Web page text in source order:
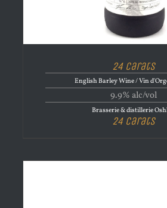
24 Carats
English Barley Wine / Vin
9.9% alc/vol
Brasserie & distillerie
24 Carats